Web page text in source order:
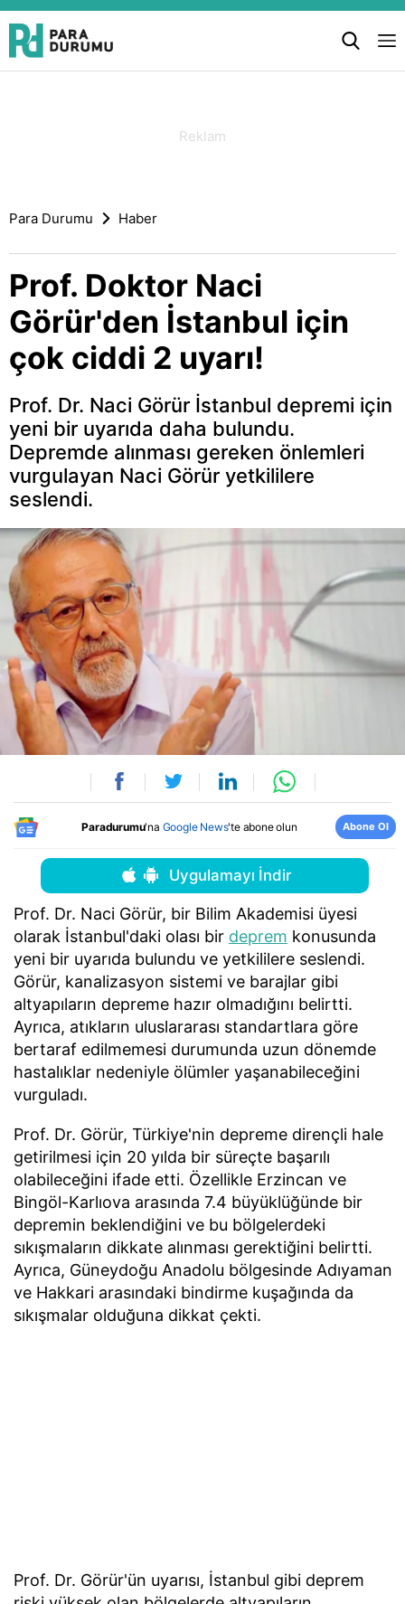
Para Durumu Haber
Prof. Doktor Naci
Görür'den İstanbul için
çok ciddi 2 uyarı!
Prof. Dr. Naci Görür İstanbul depremi için
yeni bir uyarıda daha bulundu.
Depremde alınması gereken önlemleri
vurgulayan Naci Görür yetkililere
seslendi.
Paradurumu'na Google News'te abone olun Abone Ol
Uygulamayı İndir
Prof. Dr. Naci Görür, bir Bilim Akademisi üyesi
olarak İstanbul'daki olası bir deprem konusunda
yeni bir uyarıda bulundu ve yetkililere seslendi.
Görür, kanalizasyon sistemi ve barajlar gibi
altyapıların depreme hazır olmadığını belirtti.
Ayrıca, atıkların uluslararası standartlara göre
bertaraf edilmemesi durumunda uzun dönemde
hastalıklar nedeniyle ölümler yaşanabileceğini
vurguladı.
Prof. Dr. Görür, Türkiye'nin depreme dirençli hale
getirilmesi için 20 yılda bir süreçte başarılı
olabileceğini ifade etti. Özellikle Erzincan ve
Bingöl-Karlıova arasında 7.4 büyüklüğünde bir
depremin beklendiğini ve bu bölgelerdeki
sıkışmaların dikkate alınması gerektiğini belirtti.
Ayrıca, Güneydoğu Anadolu bölgesinde Adıyaman
ve Hakkari arasındaki bindirme kuşağında da
sıkışmalar olduğuna dikkat çekti.
Prof. Dr. Görür'ün uyarısı, İstanbul gibi deprem